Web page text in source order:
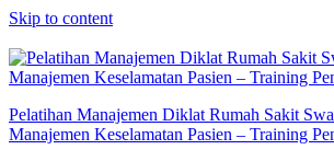
Skip to content
Pelatihan Manajemen Diklat Rumah Sakit
Manajemen Keselamatan Pasien – Training